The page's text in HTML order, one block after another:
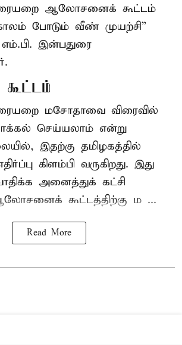
ஆலோசனைக் கூட்டம்
போடும் வீண் முயற்சி”
இன்பதுரை
மசோதாவை விரைவில்
செய்யலாம் என்று
இதற்கு தமிழகத்தில்
கிளம்பி வருகிறது. இது
அனைத்துக் கட்சி
கூட்டத்திற்கு ம ...
Read More